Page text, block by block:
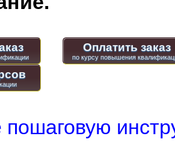
Оплатить заказ
повышения квалификации
пошаговую